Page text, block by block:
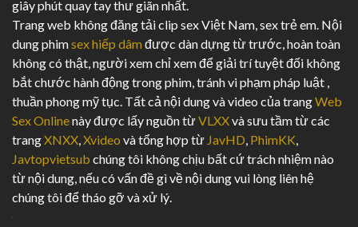
giây phút quay tay thư giãn nhất.
Trang web không đăng tải clip sex Việt Nam, sex trẻ em. Nội
dung phimsex hiếp dâm được dàn dựng từ trước, hoàn toàn
không có thật, người xem chỉ xem để giải trí tuyệt đối không
bắt chước hành động trong phim, tránh vi phạm pháp luật ,
thuần phong mỹ tục. Tất cả nội dung và video của trangWeb
Sex Onlinenày được lấy nguồn từVLXXvà sưu tầm từ các
trangXNXX Xvideo và tổng hợp từ JavHD PhimKK
Javtopvietsub chúng tôi không chịu bất cứ trách nhiệm nào
từ nội dung, nếu có vấn đề gì về nội dung vui lòng liên hệ
chúng tôi để tháo gỡ và xử lý.